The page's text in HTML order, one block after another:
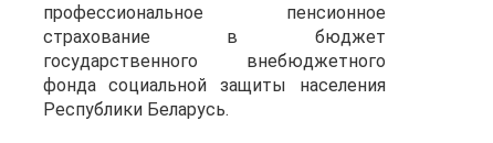
профессиональное пенсионное
страхование в бюджет
государственного внебюджетного
фонда социальной защиты населения
Республики Беларусь.